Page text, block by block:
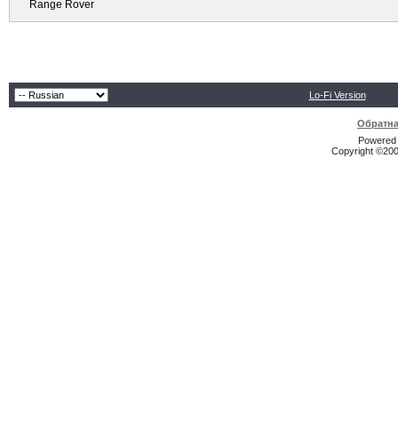
Range Rover
Lo-Fi Version
Copyright